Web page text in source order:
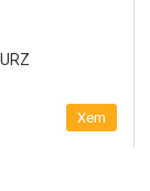
Xem